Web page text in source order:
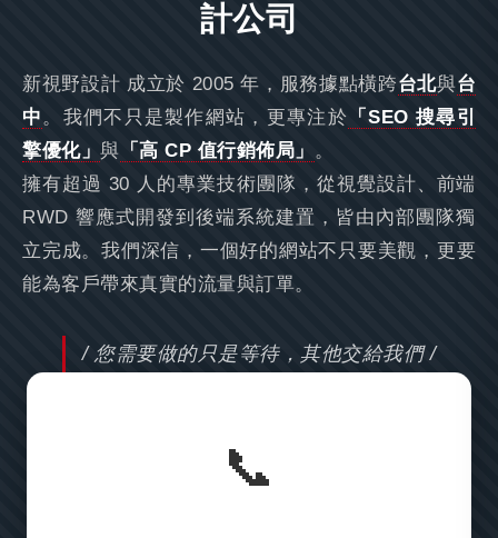
計公司
新視野設計 成立於 2005 年，服務據點橫跨台北與台
中。我們不只是製作網站，更專注於 「SEO 搜尋引
擎優化」 與 「高 CP 值行銷佈局」 。
擁有超過 30 人的專業技術團隊，從視覺設計、前端
RWD 響應式開發到後端系統建置，皆由內部團隊獨
立完成。我們深信，一個好的網站不只要美觀，更要
能為客戶帶來真實的流量與訂單。
/ 您需要做的只是等待，其他交給我們 /
📞